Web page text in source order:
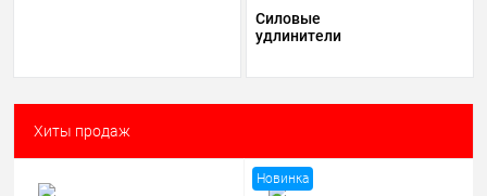
Силовые
удлинители
Хиты продаж
Новинка